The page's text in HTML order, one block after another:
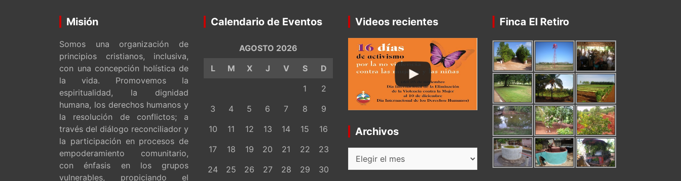
Misión
Somos una organización de
principios cristianos, inclusiva,
con una concepción holística de
la vida. Promovemos la
espiritualidad, la dignidad
humana, los derechos humanos y
la resolución de conflictos; a
través del diálogo reconciliador y
la participación en procesos de
empoderamiento comunitario,
con énfasis en los grupos
vulnerables, propiciando el
Calendario de Eventos
AGOSTO 2026
L
M X J V S
D
1
2
3
4 5 6 7 8
9
10
11 12 13 14 15
16
17
18 19 20 21 22
23
24
25 26 27 28 29
30
Videos recientes
Archivos
Archivos
Finca El Retiro